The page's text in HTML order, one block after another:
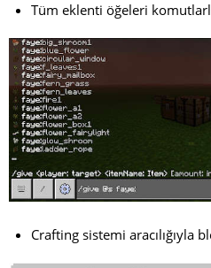
Tüm eklenti öğeleri
Crafting sistemi aracılığıyla